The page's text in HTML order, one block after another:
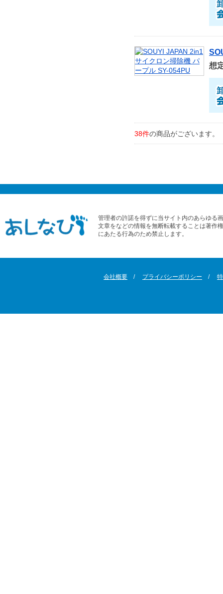
想
38件の商品がございます。
管理者の許諾を得ずに当サイト内のあらゆる
文章をなどの情報を無断転載することは著作
にあたる行為のため禁止します。
会社概要 プライバシーポリシー